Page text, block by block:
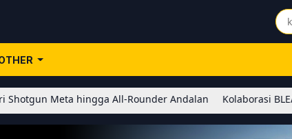
hingga All-Rounder Andalan Kolaborasi BLEACH x Honor